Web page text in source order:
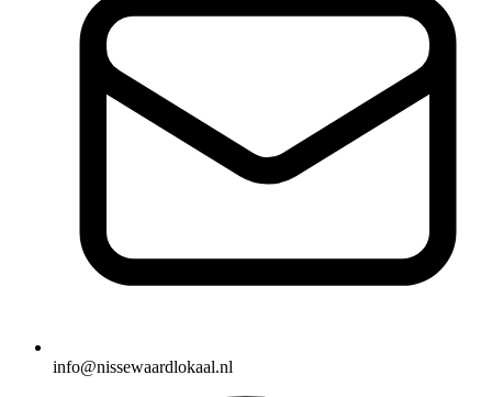
info@nissewaardlokaal.nl